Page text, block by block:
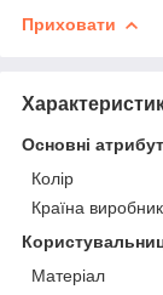
Приховати
Основні
Колір
Країна виробник
Матеріал